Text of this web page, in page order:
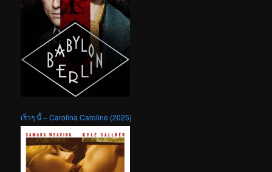
เร็วๆ นี้ – Carolina Caroline (2025)